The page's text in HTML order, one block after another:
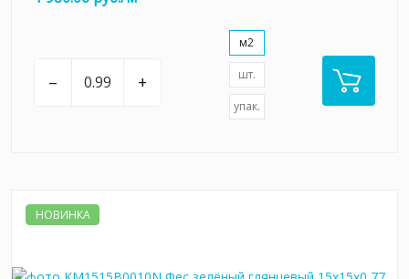
– +
м2
шт.
упак.
НОВИНКА